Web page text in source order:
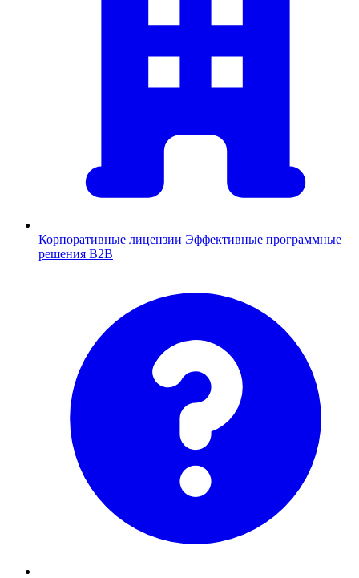
Корпоративные лицензии Эффективные программные
решения B2B